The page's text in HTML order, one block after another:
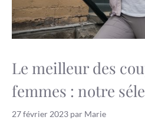
Le meilleur des
femmes : notre
27 février 2023 par Marie